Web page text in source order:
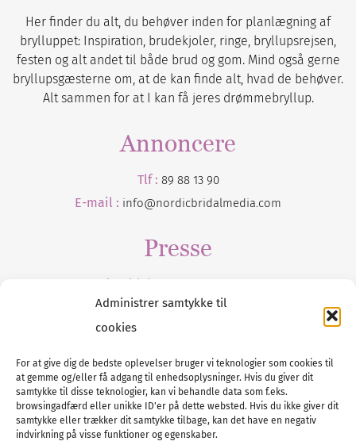
Administrer samtykke til
cookies
For at give dig de bedste oplevelser bruger vi teknologier som cookies til
at gemme og/eller få adgang til enhedsoplysninger. Hvis du giver dit
samtykke til disse teknologier, kan vi behandle data som f.eks.
browsingadfærd eller unikke ID'er på dette websted. Hvis du ikke giver dit
samtykke eller trækker dit samtykke tilbage, kan det have en negativ
indvirkning på visse funktioner og egenskaber.
Her finder du alt, du behøver inden for planlægning af
brylluppet: Inspiration, brudekjoler, ringe, bryllupsrejsen,
festen og alt andet til både brud og gom. Mind også gerne
bryllupsgæsterne om, at de kan finde alt, hvad de behøver.
Alt sammen for at I kan få jeres drømmebryllup.
Annoncere
Tlf : 89 88 13 90
E-mail : info@nordicbridalmedia.com
Presse
Tilmeld dig vores
Tel :89 88 13 90
E-post:info@nordicbridalmedia.com
Nordic Bridal Media